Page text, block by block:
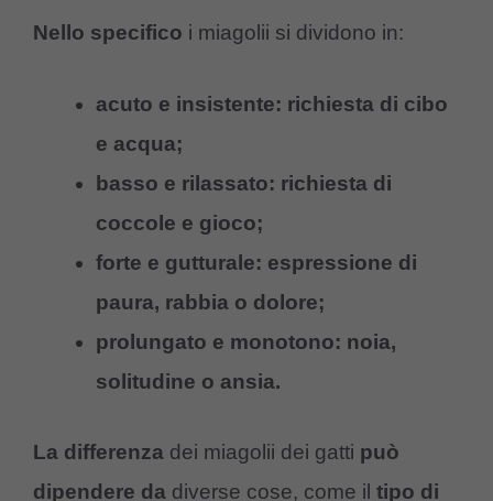
Nello specifico i miagolii si dividono in:
acuto e insistente: richiesta di cibo
e acqua;
basso e rilassato: richiesta di
coccole e gioco;
forte e gutturale: espressione di
paura, rabbia o dolore;
prolungato e monotono: noia,
solitudine o ansia.
La differenza dei miagolii dei gatti può
dipendere da diverse cose, come il tipo di